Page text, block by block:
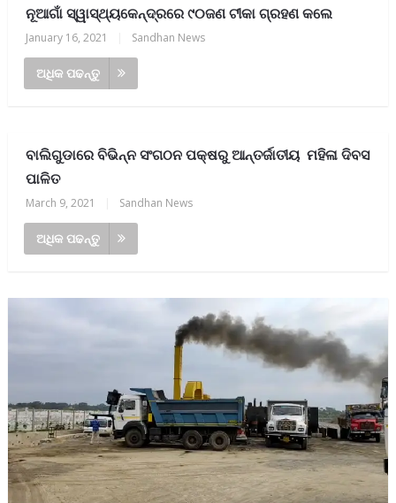
ନୂଆଗାଁ ସ୍ୱାସ୍ଥ୍ୟକେନ୍ଦ୍ରରେ ୯୦ଜଣ ଟୀକା ଗ୍ରହଣ କଲେ
January 16, 2021 Sandhan News
ଅଧିକ ପଢନ୍ତୁ
ବାଲିଗୁଡାରେ ବିଭିନ୍ନ ସଂଗଠନ ପକ୍ଷରୁ ଆନ୍ତର୍ଜାତୀୟ ମହିଳା ଦିବସ
ପାଳିତ
March 9, 2021 Sandhan News
ଅଧିକ ପଢନ୍ତୁ